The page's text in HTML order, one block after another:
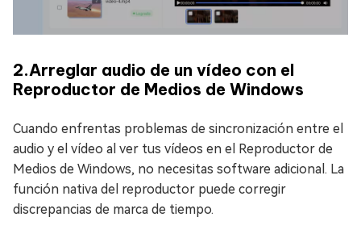
2.Arreglar audio de un vídeo con el
Reproductor de Medios de Windows
Cuando enfrentas problemas de sincronización entre el
audio y el vídeo al ver tus vídeos en el Reproductor de
Medios de Windows, no necesitas software adicional. La
función nativa del reproductor puede corregir
discrepancias de marca de tiempo.